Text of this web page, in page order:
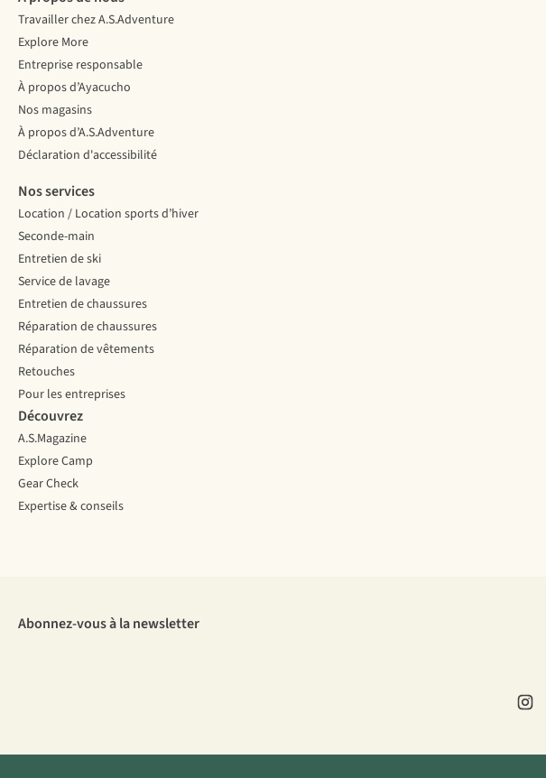
Travailler chez A.S.Adventure
Explore More
Entreprise responsable
À propos d’Ayacucho
Nos magasins
À propos d’A.S.Adventure
Déclaration d'accessibilité
Nos services
Location / Location sports d’hiver
Seconde-main
Entretien de ski
Service de lavage
Entretien de chaussures
Réparation de chaussures
Réparation de vêtements
Retouches
Pour les entreprises
Découvrez
A.S.Magazine
Explore Camp
Gear Check
Expertise & conseils
Abonnez-vous à la newsletter